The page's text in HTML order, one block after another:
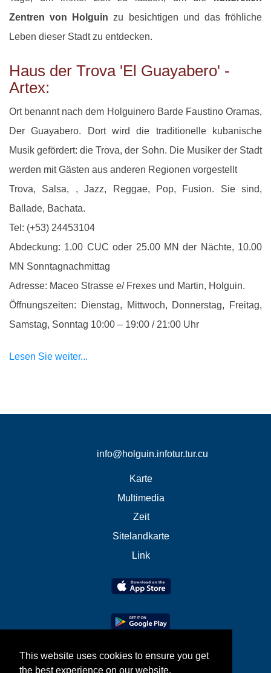
This website uses cookies to ensure you get
the best experience on our website.
Zentren von Holguin zu besichtigen und das fröhliche
Leben dieser Stadt zu entdecken.
Haus der Trova 'El Guayabero' -
Artex:
Ort benannt nach dem Holguinero Barde Faustino Oramas,
Der Guayabero. Dort wird die traditionelle kubanische
Musik gefördert: die Trova, der Sohn. Die Musiker der Stadt
werden mit Gästen aus anderen Regionen vorgestellt
Trova, Salsa, , Jazz, Reggae, Pop, Fusion. Sie sind,
Ballade, Bachata.
Tel: (+53) 24453104
Abdeckung: 1.00 CUC oder 25.00 MN der Nächte, 10.00
MN Sonntagnachmittag
Adresse: Maceo Strasse e/ Frexes und Martin, Holguin.
Öffnungszeiten: Dienstag, Mittwoch, Donnerstag, Freitag,
Samstag, Sonntag 10:00 – 19:00 / 21:00 Uhr
Lesen Sie weiter...
info@holguin.infotur.tur.cu
Karte
Multimedia
Zeit
Sitelandkarte
Link